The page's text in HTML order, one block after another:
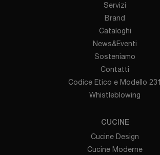
Servizi
Brand
Cataloghi
News&Eventi
Sosteniamo
Contatti
Codice Etico e Modello 231
Whistleblowing
CUCINE
Cucine Design
Cucine Moderne